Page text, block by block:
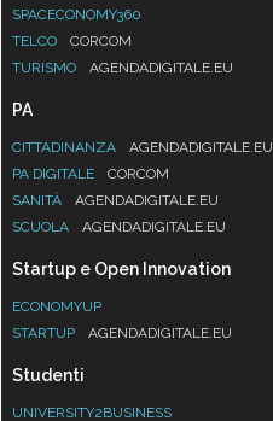
SPACECONOMY360
TELCO
CORCOM
TURISMO
AGENDADIGITALE.EU
PA
CITTADINANZA
AGENDADIGITALE.EU
PA DIGITALE
CORCOM
SANITÀ
AGENDADIGITALE.EU
SCUOLA
AGENDADIGITALE.EU
Startup e Open Innovation
ECONOMYUP
STARTUP
AGENDADIGITALE.EU
Studenti
UNIVERSITY2BUSINESS